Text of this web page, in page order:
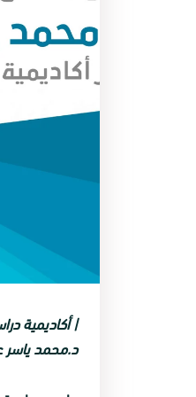
| أكاديمية
د.محمد ياسر